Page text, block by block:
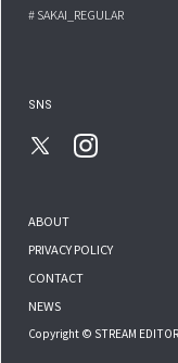
# SAKAI_REGULAR
SNS
ABOUT
PRIVACY POLICY
CONTACT
NEWS
Copyright © STREAM